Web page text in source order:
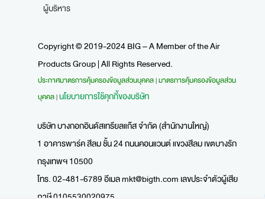
ผู้บริหาร
Copyright © 2019-2024 BIG – A Member of the Air
Products Group | All Rights Reserved.
ประกาศมาตรการคุ้มครองข้อมูลส่วนบุคคล|มาตรการคุ้มครองข้อมูลส่วน
บุคคล|นโยบายการใช้คุกกี้ของบริษัท
บริษัท บางกอกอินดัสเทรียลแก๊ส จำกัด (สำนักงานใหญ่)
1 อาคารพาร์ค สีลม ชั้น 24 ถนนคอนแวนต์ แขวงสีลม เขตบางรัก
กรุงเทพฯ 10500
โทร. 02-481-6789 อีเมลmkt@bigth.com เลขประจำตัวผู้เสีย